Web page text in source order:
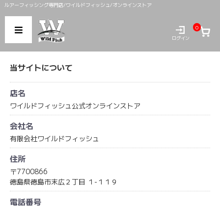
ルアーフィッシング専門店/ワイルドフィッシュ/オンラインストア
ログイン
0
当サイトについて
店名
ワイルドフィッシュ公式オンラインストア
会社名
有限会社ワイルドフィッシュ
住所
〒7700866
徳島県徳島市末広２丁目 １-１１９
電話番号